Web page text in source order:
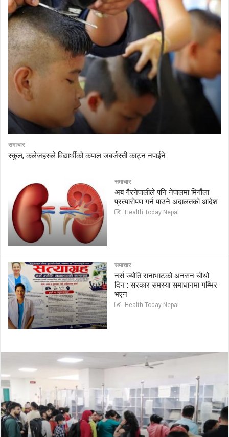
समाचार
स्कुल, कलेजहरुले विद्यार्थीको कपाल जबर्जस्ती काट्न नपाईने
समाचार
अब गैरनेपालीले पनि नेपालमा मिर्गौला
प्रत्यारोपण गर्न पाउने अदालतको आदेश
Health Today Nepal
समाचार
नर्स ज्योति रानाभाटको अनसन चौथो
दिन : सरकार समस्या समाधानमा गम्भिर
भएन
Health Today Nepal